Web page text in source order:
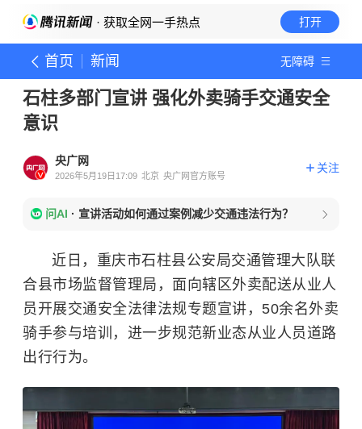
· 获取全网一手热点 打开
首页 新闻 无障碍
石柱多部门宣讲 强化外卖骑手交通安全
意识
央广网
2026年5月19日17:09 北京 央广网官方账号
关注
问AI · 宣讲活动如何通过案例减少交通违法行为？
近日，重庆市石柱县公安局交通管理大队联
合县市场监督管理局，面向辖区外卖配送从业人
员开展交通安全法律法规专题宣讲，50余名外卖
骑手参与培训，进一步规范新业态从业人员道路
出行行为。